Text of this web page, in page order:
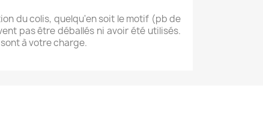
du colis, quelqu'en soit le motif (pb de
pas être déballés ni avoir été utilisés.
à votre charge.